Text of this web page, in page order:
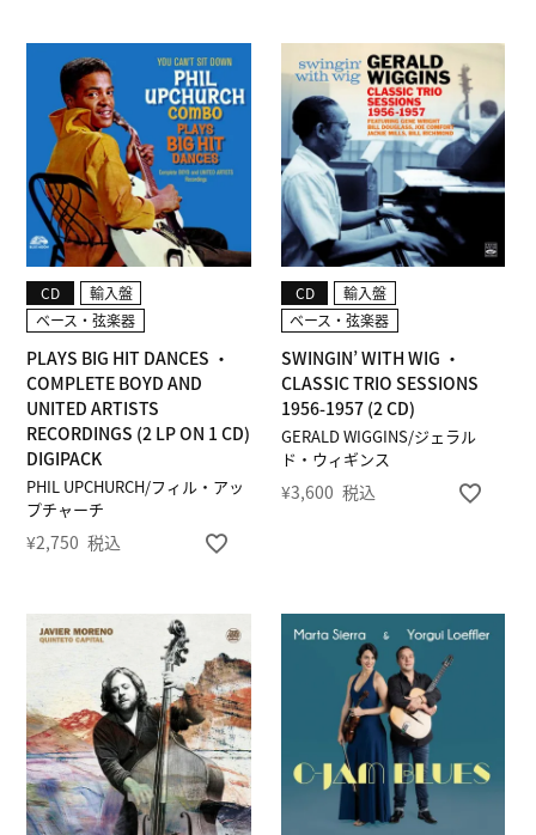
PHIL UPCHURCH/フィル・アッ
プチャーチ
PLAYS BIG HIT DANCES ・
COMPLETE BOYD AND
UNITED ARTISTS
RECORDINGS (2 LP ON 1 CD)
DIGIPACK
CD
輸入盤
ベース・弦楽器
¥2,750 税込
GERALD WIGGINS/ジェラル
ド・ウィギンス
SWINGIN’ WITH WIG ・
CLASSIC TRIO SESSIONS
1956-1957 (2 CD)
CD
輸入盤
ベース・弦楽器
¥3,600 税込